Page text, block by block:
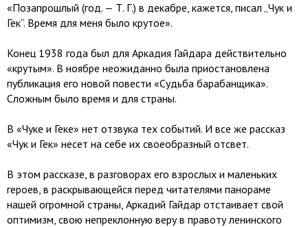
«Позапрошлый (год. — Т. Г.) в декабре, кажется, писал „Чук и
Гек“. Время для меня было крутое».
Конец 1938 года был для Аркадия Гайдара действительно
«крутым». В ноябре неожиданно была приостановлена
публикация его новой повести «Судьба барабанщика».
Сложным было время и для страны.
В «Чуке и Геке» нет отзвука тех событий. И все же рассказ
«Чук и Гек» несет на себе их своеобразный отсвет.
В этом рассказе, в разговорах его взрослых и маленьких
героев, в раскрывающейся перед читателями панораме
нашей огромной страны, Аркадий Гайдар отстаивает свой
оптимизм, свою непреклонную веру в правоту ленинского